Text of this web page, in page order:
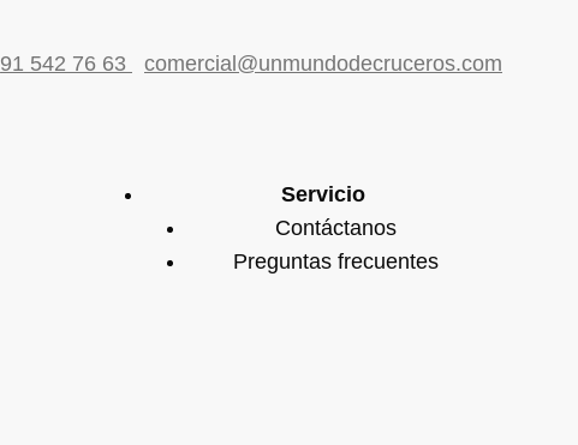
91 542 76 63 comercial@unmundodecruceros.com
Servicio
Contáctanos
Preguntas frecuentes